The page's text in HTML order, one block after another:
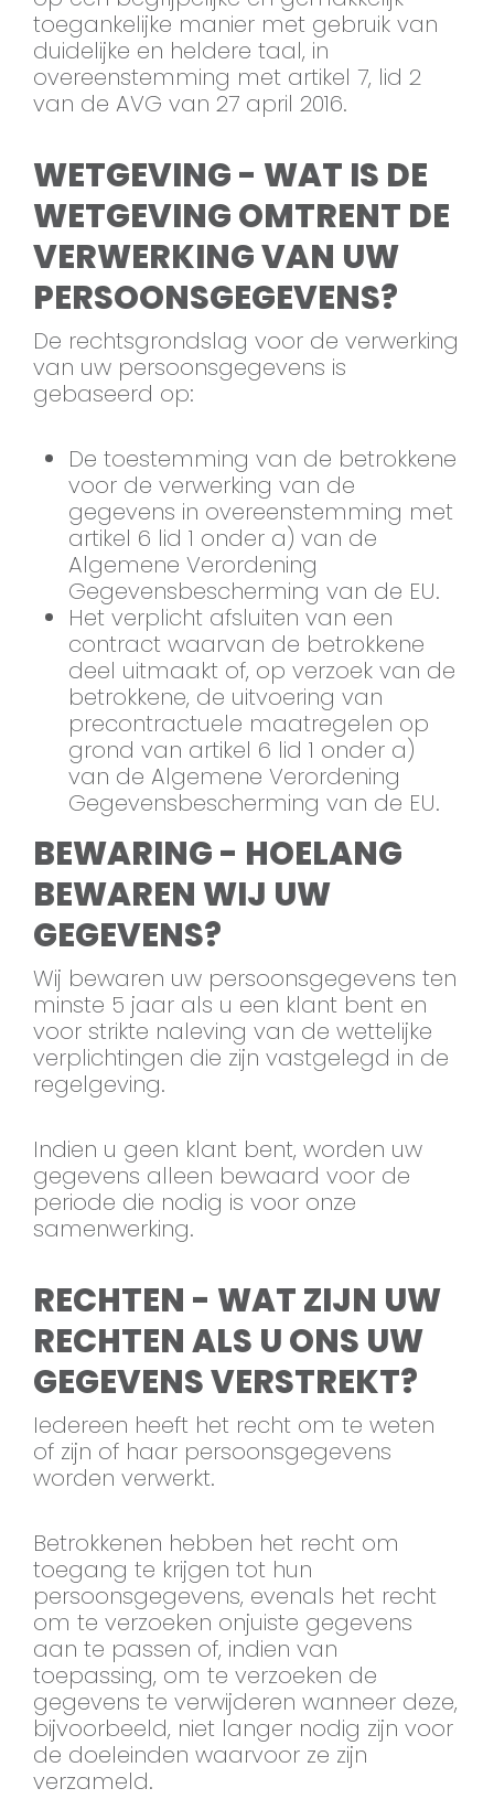
toegankelijke manier met gebruik van
duidelijke en heldere taal, in
overeenstemming met artikel 7, lid 2
van de AVG van 27 april 2016.
WETGEVING - WAT IS DE
WETGEVING OMTRENT DE
VERWERKING VAN UW
PERSOONSGEGEVENS?
De rechtsgrondslag voor de verwerking
van uw persoonsgegevens is
gebaseerd op:
De toestemming van de betrokkene
voor de verwerking van de
gegevens in overeenstemming met
artikel 6 lid 1 onder a) van de
Algemene Verordening
Gegevensbescherming van de EU.
Het verplicht afsluiten van een
contract waarvan de betrokkene
deel uitmaakt of, op verzoek van de
betrokkene, de uitvoering van
precontractuele maatregelen op
grond van artikel 6 lid 1 onder a)
van de Algemene Verordening
Gegevensbescherming van de EU.
BEWARING - HOELANG
BEWAREN WIJ UW
GEGEVENS?
Wij bewaren uw persoonsgegevens ten
minste 5 jaar als u een klant bent en
voor strikte naleving van de wettelijke
verplichtingen die zijn vastgelegd in de
regelgeving.
Indien u geen klant bent, worden uw
gegevens alleen bewaard voor de
periode die nodig is voor onze
samenwerking.
RECHTEN - WAT ZIJN UW
RECHTEN ALS U ONS UW
GEGEVENS VERSTREKT?
Iedereen heeft het recht om te weten
of zijn of haar persoonsgegevens
worden verwerkt.
Betrokkenen hebben het recht om
toegang te krijgen tot hun
persoonsgegevens, evenals het recht
om te verzoeken onjuiste gegevens
aan te passen of, indien van
toepassing, om te verzoeken de
gegevens te verwijderen wanneer deze,
bijvoorbeeld, niet langer nodig zijn voor
de doeleinden waarvoor ze zijn
verzameld.